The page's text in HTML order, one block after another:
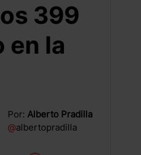
399
en la
Por: Alberto Pradilla
@albertopradilla